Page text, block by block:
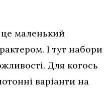
маленький
І тут набори
Для когось
варіанти на